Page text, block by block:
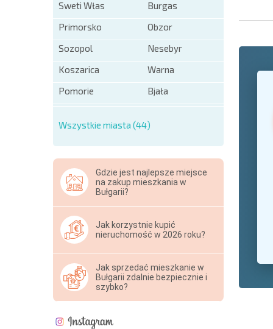
Sweti Włas
Burgas
Primorsko
Obzor
Sozopol
Nesebyr
Koszarica
Warna
Pomorie
Bjała
Wszystkie miasta (44)
Gdzie jest najlepsze miejsce
na zakup mieszkania w
Bułgarii?
Jak korzystnie kupić
nieruchomość w 2026 roku?
Jak sprzedać mieszkanie w
Bułgarii zdalnie bezpiecznie i
szybko?
United
+1
* Pola